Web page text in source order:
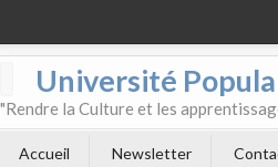
Université
"Rendre la Culture et les
Accueil Newsletter